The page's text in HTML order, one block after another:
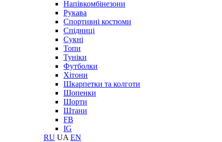
Напівкомбінезони
Рукава
Спортивні костюми
Спідниці
Сукні
Топи
Туніки
Футболки
Хітони
Шкарпетки та колготи
Шопенки
Шорти
Штани
FB
IG
RU UA EN